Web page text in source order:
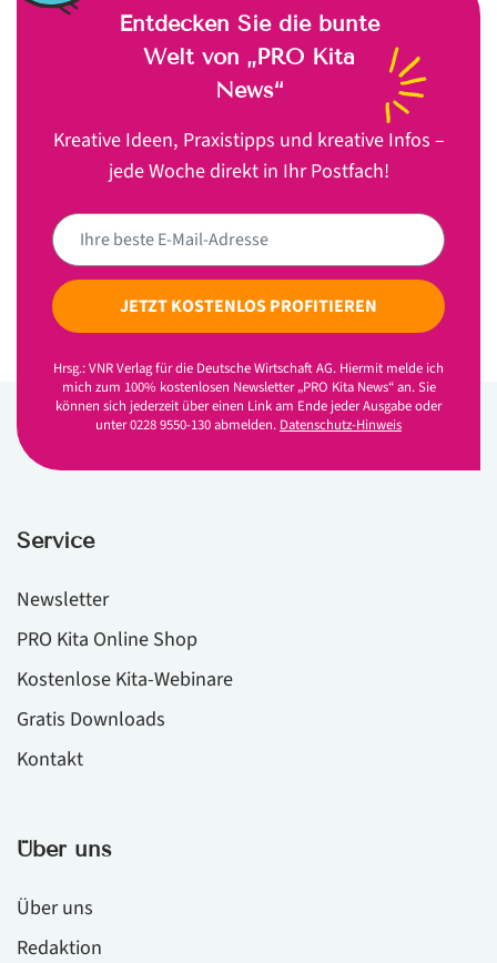
Entdecken Sie die bunte
Welt von „PRO Kita
News“
Kreative Ideen, Praxistipps und kreative Infos –
jede Woche direkt in Ihr Postfach!
JETZT KOSTENLOS PROFITIEREN
Hrsg.: VNR Verlag für die Deutsche Wirtschaft AG. Hiermit melde ich
mich zum 100% kostenlosen Newsletter „PRO Kita News“ an. Sie
können sich jederzeit über einen Link am Ende jeder Ausgabe oder
unter 0228 9550-130 abmelden. Datenschutz-Hinweis
Service
Newsletter
PRO Kita Online Shop
Kostenlose Kita-Webinare
Gratis Downloads
Kontakt
Über uns
Über uns
Redaktion